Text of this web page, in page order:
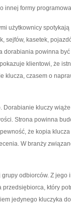
innej formy
użytkownicy
sejfów, kasetek,
dorabiania powinna
klientowi, że
klucza, czasem o
Dorabianie kluczy
Strona powinna
że kopia
W branży
odbiorców. Z jego
który
jedynego kluczyka